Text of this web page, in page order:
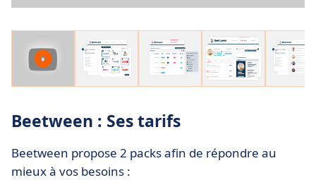
Beetween : Ses tarifs
Beetween propose 2 packs afin de répondre au
mieux à vos besoins :